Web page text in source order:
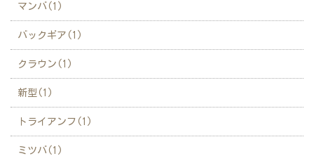
マンバ(1)
バックギア(1)
クラウン(1)
新型(1)
トライアンフ(1)
ミツバ(1)